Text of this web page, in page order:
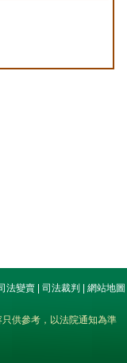
法變賣 司法裁判
網站地圖
供參考，以法院通知為準